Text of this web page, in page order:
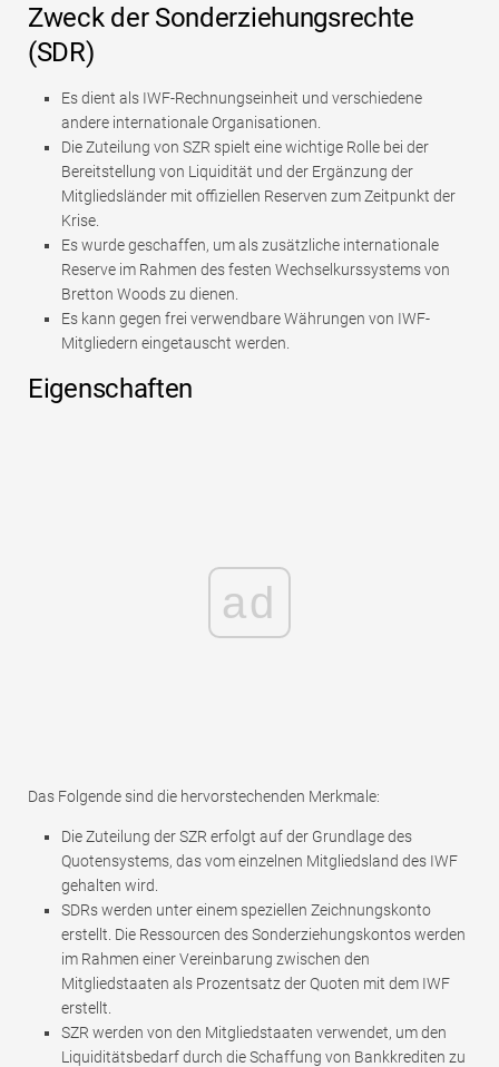
Zweck der Sonderziehungsrechte
(SDR)
Es dient als IWF-Rechnungseinheit und verschiedene
andere internationale Organisationen.
Die Zuteilung von SZR spielt eine wichtige Rolle bei der
Bereitstellung von Liquidität und der Ergänzung der
Mitgliedsländer mit offiziellen Reserven zum Zeitpunkt der
Krise.
Es wurde geschaffen, um als zusätzliche internationale
Reserve im Rahmen des festen Wechselkurssystems von
Bretton Woods zu dienen.
Es kann gegen frei verwendbare Währungen von IWF-
Mitgliedern eingetauscht werden.
Eigenschaften
ad
Das Folgende sind die hervorstechenden Merkmale:
Die Zuteilung der SZR erfolgt auf der Grundlage des
Quotensystems, das vom einzelnen Mitgliedsland des IWF
gehalten wird.
SDRs werden unter einem speziellen Zeichnungskonto
erstellt. Die Ressourcen des Sonderziehungskontos werden
im Rahmen einer Vereinbarung zwischen den
Mitgliedstaaten als Prozentsatz der Quoten mit dem IWF
erstellt.
SZR werden von den Mitgliedstaaten verwendet, um den
Liquiditätsbedarf durch die Schaffung von Bankkrediten zu